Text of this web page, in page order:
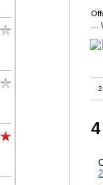
…